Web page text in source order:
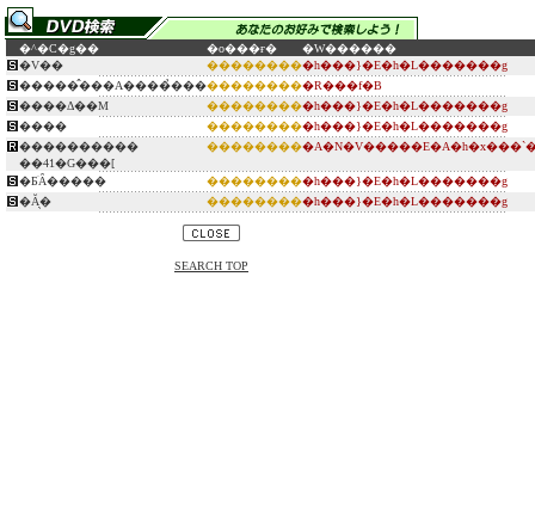
�^�C�g�� �o���ғ�
�W������
�V��
���������h���}�E�h�L�������g
�����̂���A����̉������������R���f�B
����Δ��M
���������h���}�E�h�L�������g
����
���������h���}�E�h�L�������g
����������
��41�G���[
��������
�ƂׂȂ����� ���������h���}�E�h�L�������g
�Ă̖�
���������h���}�E�h�L�������g
SEARCH TOP